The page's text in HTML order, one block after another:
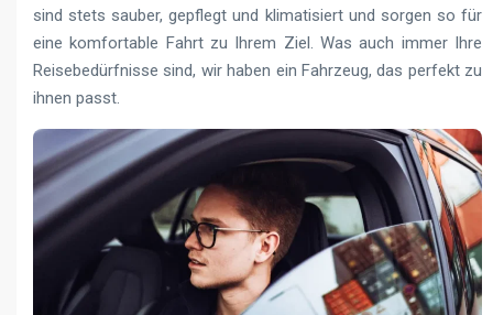
sind stets sauber, gepflegt und klimatisiert und sorgen so für
eine komfortable Fahrt zu Ihrem Ziel. Was auch immer Ihre
Reisebedürfnisse sind, wir haben ein Fahrzeug, das perfekt zu
ihnen passt.